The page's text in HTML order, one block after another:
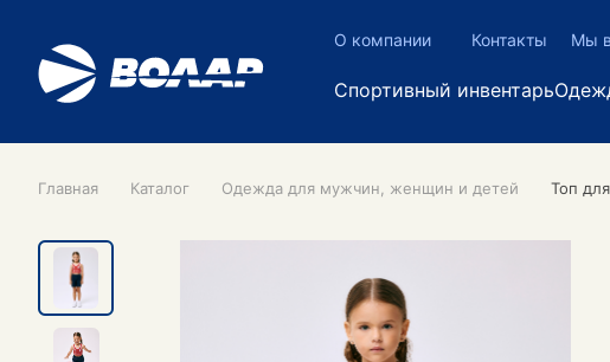
О компании Контакты Мы
Спортивный инвентарь
Главная Каталог Одежда для мужчин, женщин и детей Топ